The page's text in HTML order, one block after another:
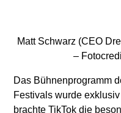
Matt Schwarz (CEO
–
Das Bühnenprogramm
Festivals wurde
brachte TikTok die